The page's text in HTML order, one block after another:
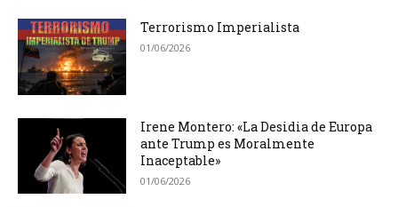
Terrorismo Imperialista
01/06/2026
Irene Montero: «La Desidia de Europa
ante Trump es Moralmente
Inaceptable»
01/06/2026